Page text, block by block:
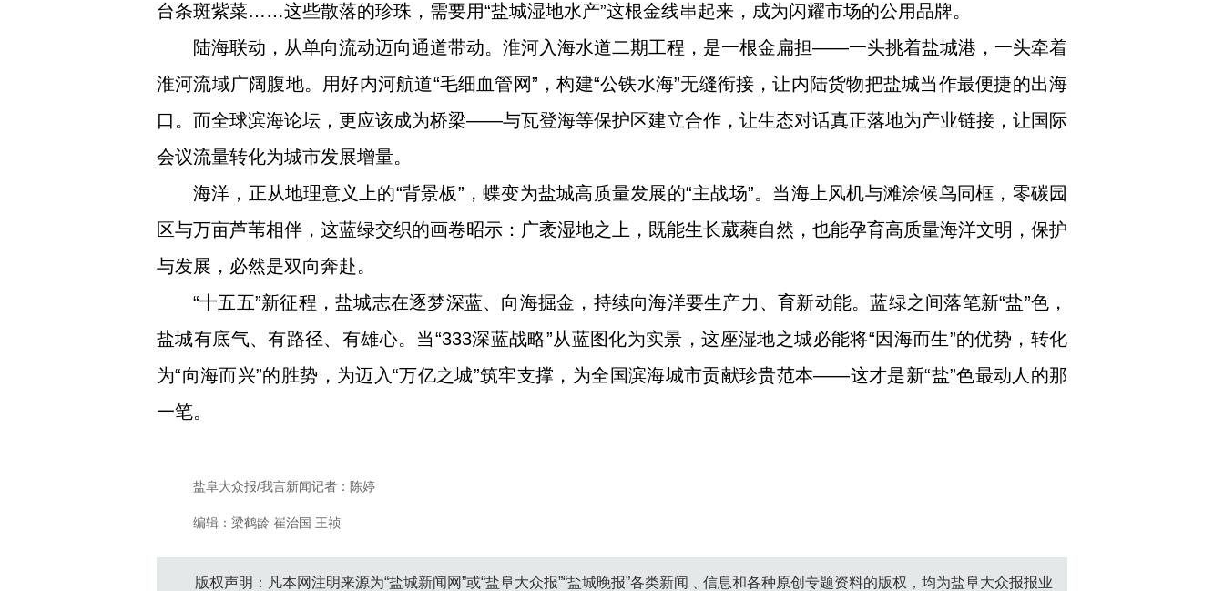
台条斑紫菜……这些散落的珍珠，需要用“盐城湿地水产”这根金线串起来，成为闪耀市场的公用品牌。
陆海联动，从单向流动迈向通道带动。淮河入海水道二期工程，是一根金扁担——一头挑着盐城港，一头牵着
淮河流域广阔腹地。用好内河航道“毛细血管网”，构建“公铁水海”无缝衔接，让内陆货物把盐城当作最便捷的出海
口。而全球滨海论坛，更应该成为桥梁——与瓦登海等保护区建立合作，让生态对话真正落地为产业链接，让国际
会议流量转化为城市发展增量。
海洋，正从地理意义上的“背景板”，蝶变为盐城高质量发展的“主战场”。当海上风机与滩涂候鸟同框，零碳园
区与万亩芦苇相伴，这蓝绿交织的画卷昭示：广袤湿地之上，既能生长葳蕤自然，也能孕育高质量海洋文明，保护
与发展，必然是双向奔赴。
“十五五”新征程，盐城志在逐梦深蓝、向海掘金，持续向海洋要生产力、育新动能。蓝绿之间落笔新“盐”色，
盐城有底气、有路径、有雄心。当“333深蓝战略”从蓝图化为实景，这座湿地之城必能将“因海而生”的优势，转化
为“向海而兴”的胜势，为迈入“万亿之城”筑牢支撑，为全国滨海城市贡献珍贵范本——这才是新“盐”色最动人的那
一笔。
盐阜大众报/我言新闻记者：陈婷
编辑：梁鹤龄 崔治国 王祯
版权声明：凡本网注明来源为“盐城新闻网”或“盐阜大众报”“盐城晚报”各类新闻﹑信息和各种原创专题资料的版权，均为盐阜大众报报业